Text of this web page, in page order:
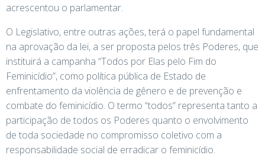
acrescentou o parlamentar.
O Legislativo, entre outras ações, terá o papel fundamental
na aprovação da lei, a ser proposta pelos três Poderes, que
instituirá a campanha “Todos por Elas pelo Fim do
Feminicídio”, como política pública de Estado de
enfrentamento da violência de gênero e de prevenção e
combate do feminicídio. O termo “todos” representa tanto a
participação de todos os Poderes quanto o envolvimento
de toda sociedade no compromisso coletivo com a
responsabilidade social de erradicar o feminicídio.